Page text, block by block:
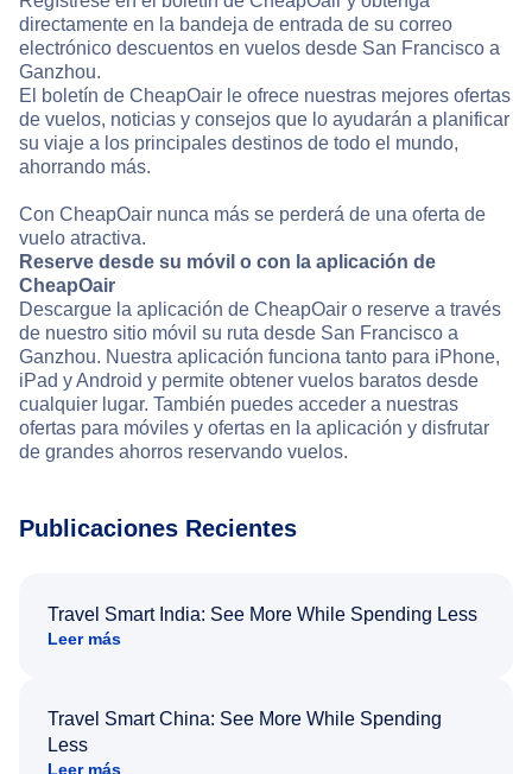
directamente en la bandeja de entrada de su correo
electrónico descuentos en vuelos desde San Francisco a
Ganzhou.
El boletín de CheapOair le ofrece nuestras mejores ofertas
de vuelos, noticias y consejos que lo ayudarán a planificar
su viaje a los principales destinos de todo el mundo,
ahorrando más.
Con CheapOair nunca más se perderá de una oferta de
vuelo atractiva.
Reserve desde su móvil o con la aplicación de
CheapOair
Descargue la aplicación de CheapOair o reserve a través
de nuestro sitio móvil su ruta desde San Francisco a
Ganzhou. Nuestra aplicación funciona tanto para iPhone,
iPad y Android y permite obtener vuelos baratos desde
cualquier lugar. También puedes acceder a nuestras
ofertas para móviles y ofertas en la aplicación y disfrutar
de grandes ahorros reservando vuelos.
Publicaciones Recientes
Travel Smart India: See More While Spending Less
Leer más
Travel Smart China: See More While Spending
Less
Leer más